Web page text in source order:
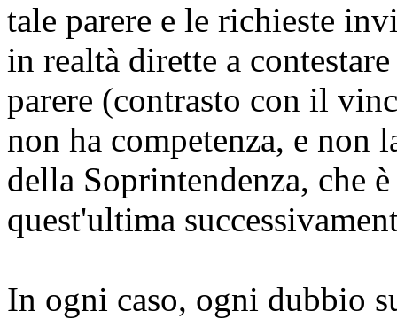
tale parere e le richieste
in realtà dirette a
parere (contrasto con il
non ha competenza, e
della Soprintendenza, che
quest'ultima
In ogni caso, ogni dubbio